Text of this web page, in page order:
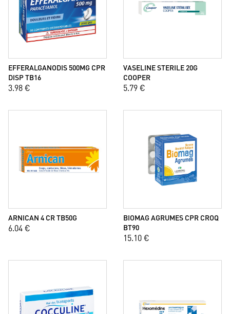
EFFERALGANODIS 500MG CPR
DISP TB16
3.98 €
VASELINE STERILE 20G
COOPER
5.79 €
ARNICAN 4 CR TB50G
6.04 €
BIOMAG AGRUMES CPR CROQ
BT90
15.10 €